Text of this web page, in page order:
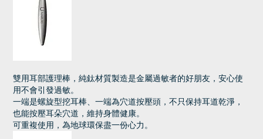
雙用耳部護理棒，純鈦材質製造是金屬過敏者的好朋友，安心使
用不會引發過敏。
一端是螺旋型挖耳棒、一端為穴道按壓頭，不只保持耳道乾淨，
也能按壓耳朵穴道，維持身體健康。
可重複使用，為地球環保盡一份心力。